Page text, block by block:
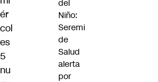
ér
col
es
5
nu
del
Niño:
Seremi
de
Salud
alerta
por